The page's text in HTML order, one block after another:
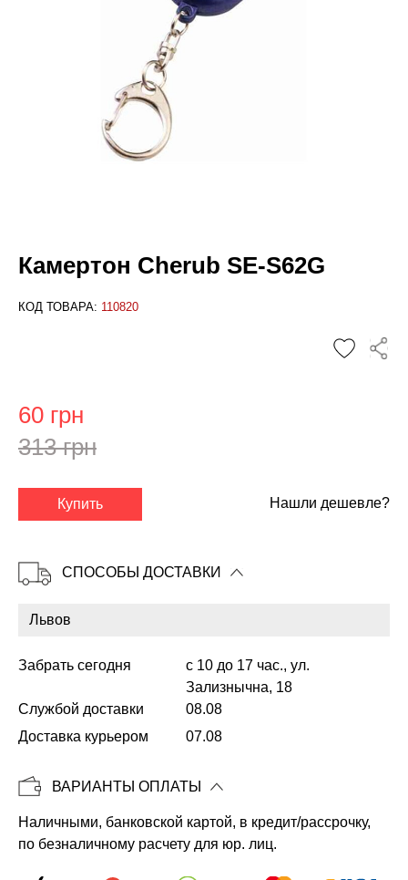
Камертон Cherub SE-S62G
КОД ТОВАРА: 110820
Копировать
60 грн
313 грн
Купить Нашли дешевле?
СПОСОБЫ ДОСТАВКИ
Забрать сегодня
с 10 до 17 час., ул.
Зализнычна, 18
Службой доставки
08.08
Доставка курьером
07.08
ВАРИАНТЫ ОПЛАТЫ
Наличными, банковской картой, в кредит/рассрочку,
по безналичному расчету для юр. лиц.